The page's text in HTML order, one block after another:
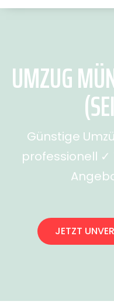
UMZUG
Günstige
professionell ✓
JETZT